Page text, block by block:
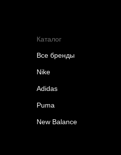
Каталог
Все бренды
Nike
Adidas
Puma
New Balance